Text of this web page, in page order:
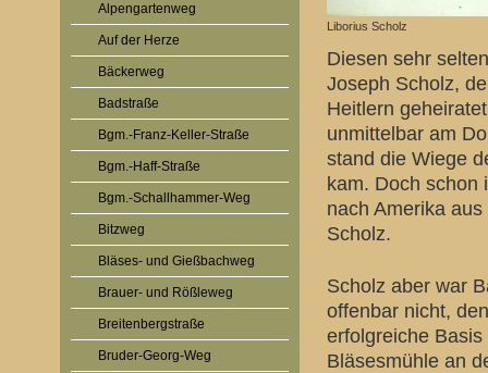
Alpengartenweg
Auf der Herze
Bäckerweg
Badstraße
Bgm.-Franz-Keller-Straße
Bgm.-Haff-Straße
Bgm.-Schallhammer-Weg
Bitzweg
Bläses- und Gießbachweg
Brauer- und Rößleweg
Breitenbergstraße
Bruder-Georg-Weg
Liborius Scholz
Diesen sehr
Joseph Scholz,
Heitlern
unmittelbar am
stand die Wiege
kam. Doch schon
nach Amerika
Scholz.
Scholz aber war
offenbar nicht,
erfolgreiche
Bläsesmühle an